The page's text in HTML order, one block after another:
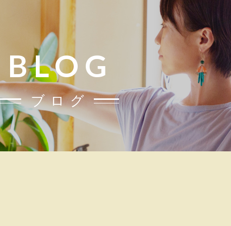
BLOG
ブログ